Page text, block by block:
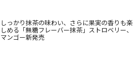
しっかり抹茶の味わい、さらに果実の香りも楽
しめる「無糖フレーバー抹茶」ストロベリー、
マンゴー新発売